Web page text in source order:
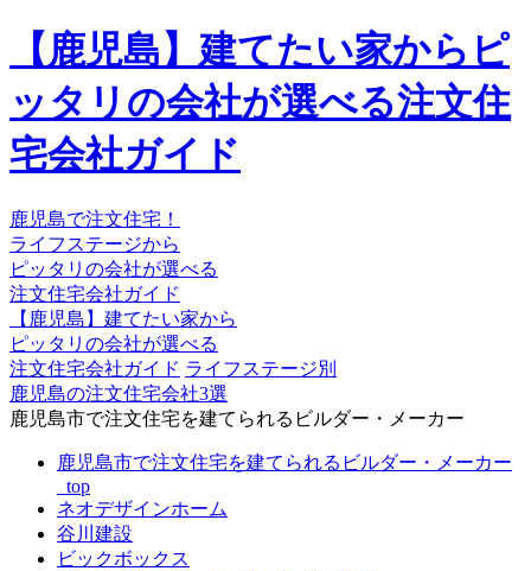
【鹿児島】建てたい家からピ
ッタリの会社が選べる注文住
宅会社ガイド
鹿児島で注文住宅！
ライフステージから
ピッタリの会社が選べる
注文住宅会社ガイド
【鹿児島】建てたい家から
ピッタリの会社が選べる
注文住宅会社ガイド ライフステージ別
鹿児島の注文住宅会社3選
鹿児島市で注文住宅を建てられるビルダー・メーカー
鹿児島市で注文住宅を建てられるビルダー・メーカー
_top
ネオデザインホーム
谷川建設
ビックボックス